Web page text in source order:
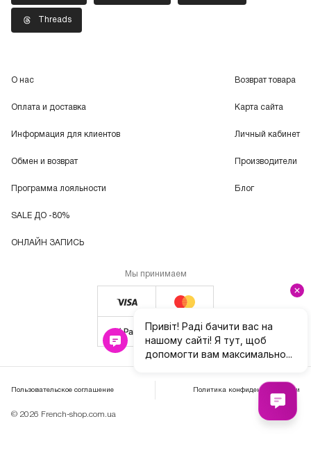
Threads
О нас
Оплата и доставка
Информация для клиентов
Обмен и возврат
Программа лояльности
SALE ДО -80%
ОНЛАЙН ЗАПИСЬ
Возврат товара
Карта сайта
Личный кабинет
Производители
Блог
Мы принимаем
© 2026 French-shop.com.ua
Пользовательское соглашение Политика конфиденциальности